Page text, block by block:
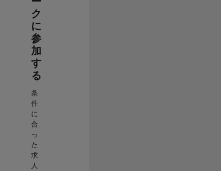
ク
に
参
加
す
る
条
件
に
合
っ
た
求
人